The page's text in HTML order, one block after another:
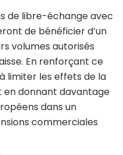
de libre-échange avec
de bénéficier d’un
volumes autorisés
En renforçant ce
limiter les effets de la
donnant davantage
dans un
commerciales